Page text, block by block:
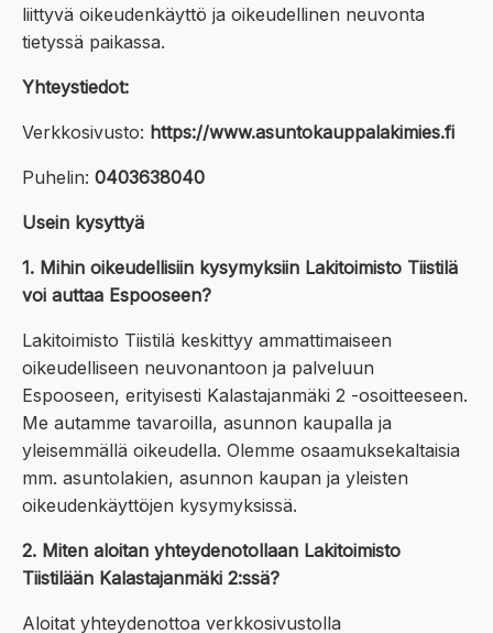
liittyvä oikeudenkäyttö ja oikeudellinen neuvonta
tietyssä paikassa.
Yhteystiedot:
Verkkosivusto: https://www.asuntokauppalakimies.fi
Puhelin: 0403638040
Usein kysyttyä
1. Mihin oikeudellisiin kysymyksiin Lakitoimisto Tiistilä
voi auttaa Espooseen?
Lakitoimisto Tiistilä keskittyy ammattimaiseen
oikeudelliseen neuvonantoon ja palveluun
Espooseen, erityisesti Kalastajanmäki 2 -osoitteeseen.
Me autamme tavaroilla, asunnon kaupalla ja
yleisemmällä oikeudella. Olemme osaamuksekaltaisia
mm. asuntolakien, asunnon kaupan ja yleisten
oikeudenkäyttöjen kysymyksissä.
2. Miten aloitan yhteydenotollaan Lakitoimisto
Tiistilään Kalastajanmäki 2:ssä?
Aloitat yhteydenottoa verkkosivustolla